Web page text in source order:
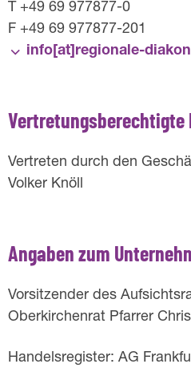
T +49 69 977877-0
F +49 69 977877-201
info[at]­regionale-
Vertretungsberechtigte
Vertreten durch den
Volker Knöll
Angaben zum
Vorsitzender des
Oberkirchenrat Pfarrer
Handelsregister: AG